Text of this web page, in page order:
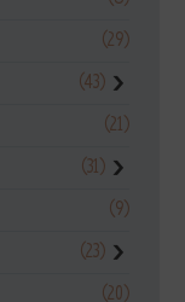
(29)
(43) ❯
(21)
(31) ❯
(9)
(23) ❯
(20)